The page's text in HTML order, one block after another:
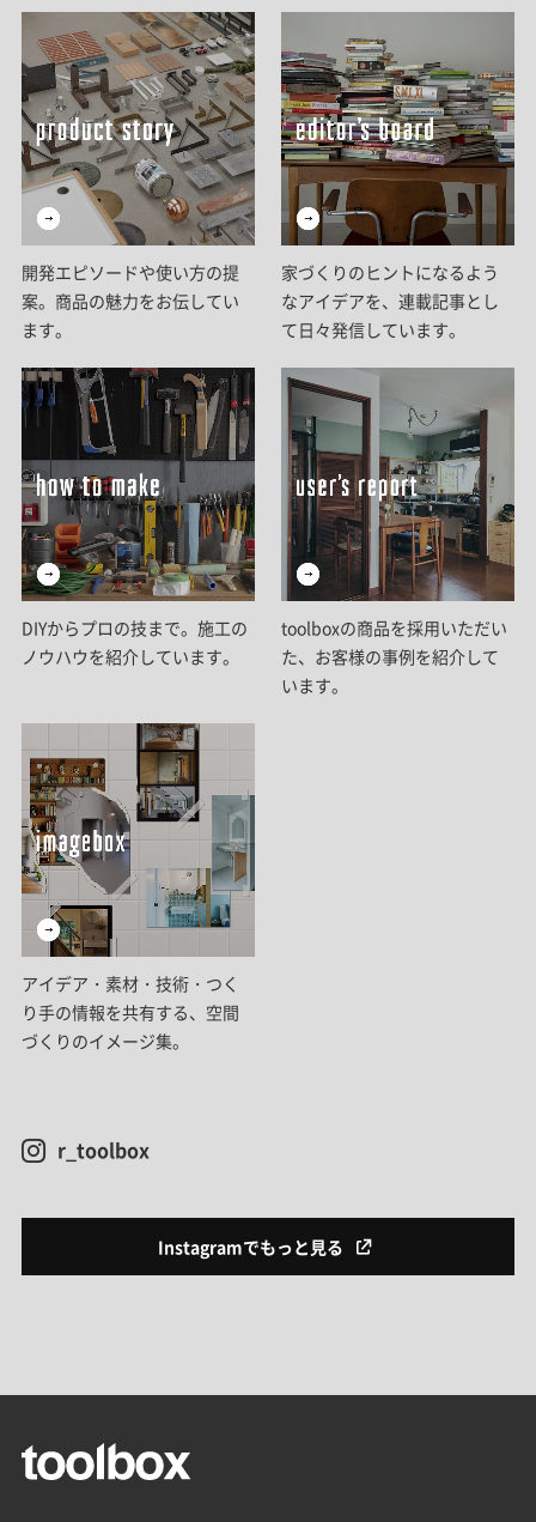
開発エピソードや使い方の提
案。商品の魅力をお伝してい
ます。
家づくりのヒントになるよう
なアイデアを、連載記事とし
て日々発信しています。
DIYからプロの技まで。施工の
ノウハウを紹介しています。
toolboxの商品を採用いただい
た、お客様の事例を紹介して
います。
アイデア・素材・技術・つく
り手の情報を共有する、空間
づくりのイメージ集。
r_toolbox
Instagramでもっと見る